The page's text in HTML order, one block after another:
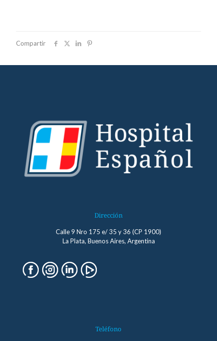
Compartir
Dirección
Calle 9 Nro 175 e/ 35 y 36 (CP 1900)
La Plata, Buenos Aires, Argentina
Teléfono